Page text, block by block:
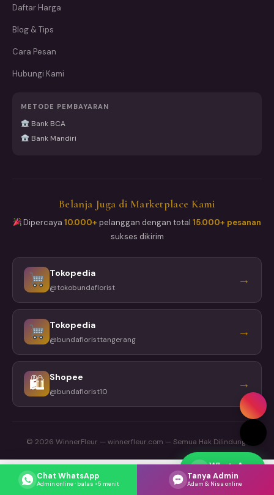
Daftar Harga
Blog & Tips
Cara Pesan
Hubungi Kami
METODE PEMBAYARAN
Bank BCA
Bank Mandiri
Belanja Juga di Marketplace Kami
Dipercaya10.000+ pelanggan dengan total15.000+ pesanan
sukses dikirim
Tokopedia
@tokobundaflorist →
Tokopedia
@bundafloristtangerang →
🛍 Shopee
@bundaflorist10 →
© 2026 WinnerFleur — winnerfleur.com — Semua Hak Dilindungi
WhatsApp
Respons cepat
Chat WhatsApp
Admin online · balas <5 menit
Tanya Admin
Adam & Nisa online